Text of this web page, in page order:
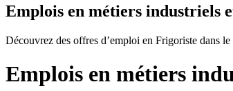
Emplois en métiers industriels
Découvrez des offres d’emploi en Frigoriste dans
Emplois en métiers